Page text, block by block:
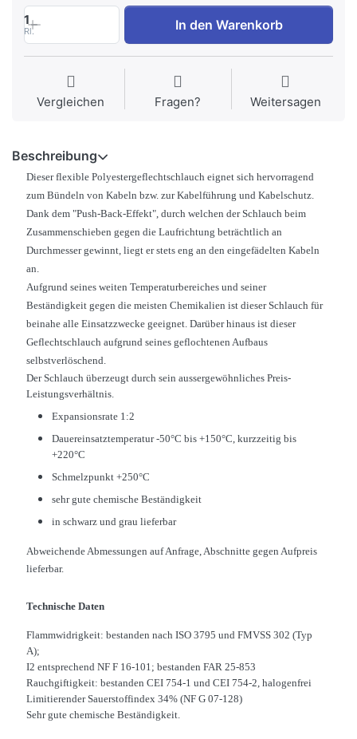
1
Rl. In den Warenkorb
Vergleichen Fragen? Weitersagen
Beschreibung
Dieser flexible Polyestergeflechtschlauch eignet sich hervorragend
zum Bündeln von Kabeln bzw. zur Kabelführung und Kabelschutz.
Dank dem "Push-Back-Effekt", durch welchen der Schlauch beim
Zusammenschieben gegen die Laufrichtung beträchtlich an
Durchmesser gewinnt, liegt er stets eng an den eingefädelten Kabeln
an.
Aufgrund seines weiten Temperaturbereiches und seiner
Beständigkeit gegen die meisten Chemikalien ist dieser Schlauch für
beinahe alle Einsatzzwecke geeignet. Darüber hinaus ist dieser
Geflechtschlauch aufgrund seines geflochtenen Aufbaus
selbstverlöschend.
Der Schlauch überzeugt durch sein aussergewöhnliches Preis-
Leistungsverhältnis.
Expansionsrate 1:2
Dauereinsatztemperatur -50°C bis +150°C, kurzzeitig bis
+220°C
Schmelzpunkt +250°C
sehr gute chemische Beständigkeit
in schwarz und grau lieferbar
Abweichende Abmessungen auf Anfrage, Abschnitte gegen Aufpreis
lieferbar.
Technische Daten
Flammwidrigkeit: bestanden nach ISO 3795 und FMVSS 302 (Typ
A);
I2 entsprechend NF F 16-101; bestanden FAR 25-853
Rauchgiftigkeit: bestanden CEI 754-1 und CEI 754-2, halogenfrei
Limitierender Sauerstoffindex 34% (NF G 07-128)
Sehr gute chemische Beständigkeit.